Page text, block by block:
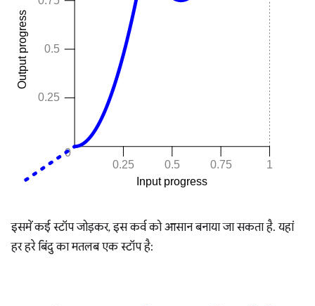
इसमें कई स्टॉप जोड़कर, इस कर्व को आसान बनाया जा सकता है. यहां
हर हरे बिंदु का मतलब एक स्टॉप है: